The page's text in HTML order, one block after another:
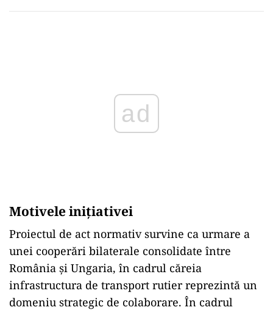
Motivele inițiativei
Proiectul de act normativ survine ca urmare a
unei cooperări bilaterale consolidate între
România și Ungaria, în cadrul căreia
infrastructura de transport rutier reprezintă un
domeniu strategic de colaborare. În cadrul